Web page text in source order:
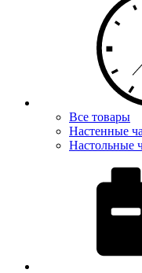
Все товары
Настенные
Настольные